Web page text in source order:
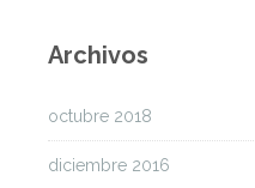
Archivos
octubre 2018
diciembre 2016